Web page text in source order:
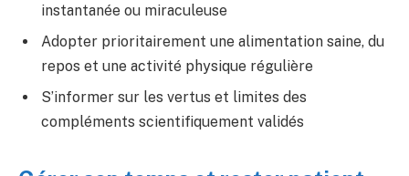
instantanée ou miraculeuse
Adopter prioritairement une alimentation saine, du
repos et une activité physique régulière
S’informer sur les vertus et limites des
compléments scientifiquement validés